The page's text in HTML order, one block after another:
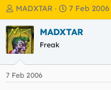
I
n
i
c
i
a
d
o
MADXTAR
F
e
c
i
7 Feb 2006
MADXTAR
Freak
7 Feb 2006